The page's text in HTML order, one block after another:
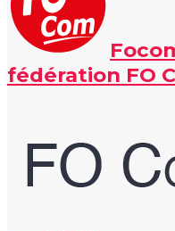
fédération FO